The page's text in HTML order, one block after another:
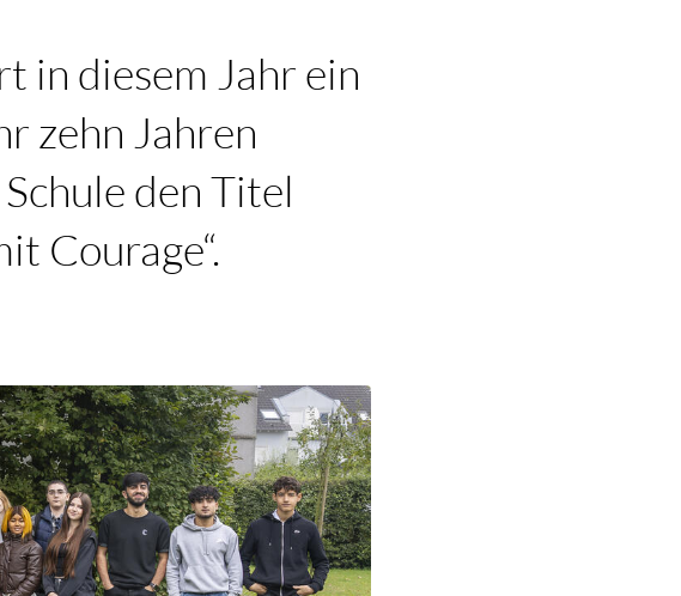
in diesem Jahr ein
zehn Jahren
den Titel
Courage“.